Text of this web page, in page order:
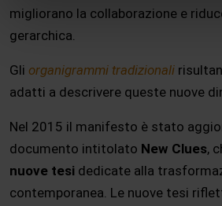
migliorano la collaborazione e
gerarchica.
Gli organigrammi tradizionali
adatti a descrivere queste nuove
Nel 2015 il manifesto è stato
documento intitolato New Clues,
nuove tesi dedicate alla
contemporanea. Le nuove tesi